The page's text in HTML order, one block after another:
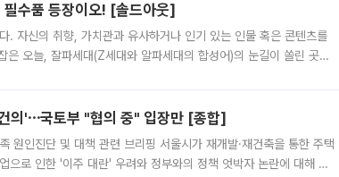
수품 등장이오! [솔드아웃]
. 자신의 취향, 가치관과 유사하거나 인기 있는 인물 혹은 콘텐츠를
오늘, 잘파세대(Z세대와 알파세대의 합성어)의 눈길이 쏠린 곳은
의'⋯국토부 "협의 중" 입장만 [종합]
원인진단 및 대책 관련 브리핑 서울시가 재개발·재건축을 통한 주택
으로 인한 '이주 대란' 우려와 정부와의 정책 엇박자 논란에 대해 정